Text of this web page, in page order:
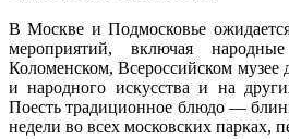
В Москве и Подмосковье
мероприятий, включая
Коломенском, Всероссийском музее
и народного искусства и на
Поесть традиционное блюдо —
недели во всех московских парках,